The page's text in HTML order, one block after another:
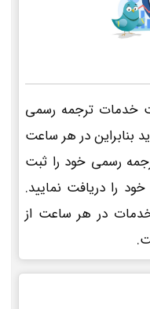
خدمات ترجمه رسمی
ارائه نماید بنابراین در هر ساعت
رسمی خود را ثبت
را دریافت نمایید.
خدمات در هر ساعت از